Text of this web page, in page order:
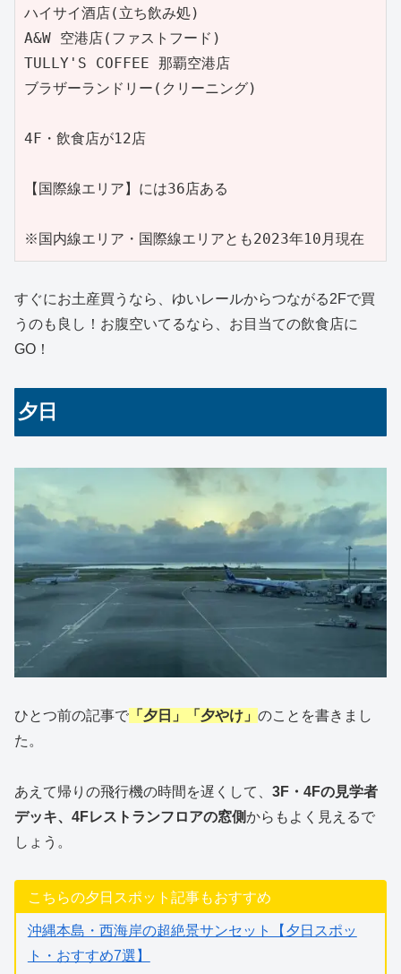
ハイサイ酒店(立ち飲み処)
A&W 空港店(ファストフード)
TULLY'S COFFEE 那覇空港店
ブラザーランドリー(クリーニング)
4F・飲食店が12店
【国際線エリア】には36店ある
※国内線エリア・国際線エリアとも2023年10月現在
すぐにお土産買うなら、ゆいレールからつながる2Fで買
うのも良し！お腹空いてるなら、お目当ての飲食店に
GO！
夕日
ひとつ前の記事で 「夕日」「夕やけ」 のことを書きまし
た。
あえて帰りの飛行機の時間を遅くして、 3F・4Fの見学者
デッキ、4Fレストランフロアの窓側からもよく見えるで
しょう。
こちらの夕日スポット記事もおすすめ
沖縄本島・西海岸の超絶景サンセット【夕日スポッ
ト・おすすめ7選】